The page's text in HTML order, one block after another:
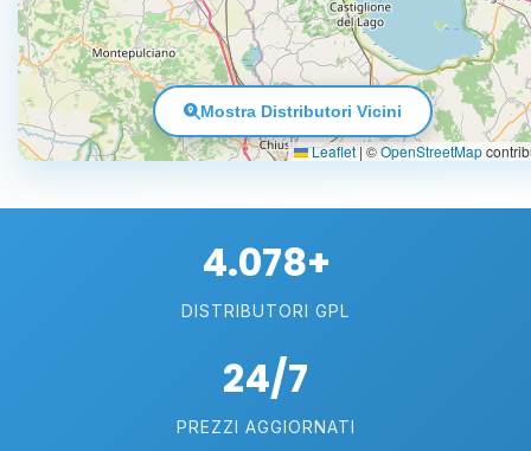
Leaflet| ©OpenStreetMap
Mostra Distributori Vicini
4.078+
DISTRIBUTORI GPL
24/7
PREZZI AGGIORNATI